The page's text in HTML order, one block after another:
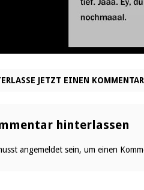
JETZT EINEN KOMMENTAR
hinterlassen
angemeldet sein, um einen